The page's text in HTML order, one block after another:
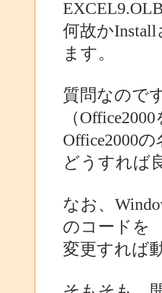
何故か
ます。
質問なので
（
Office2000
どうすれば
なお、
のコードを
変更すれば